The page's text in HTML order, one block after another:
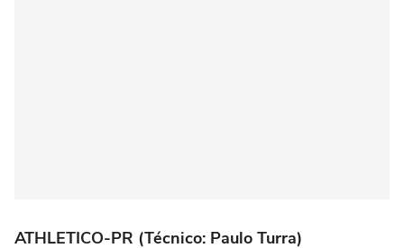
ATHLETICO-PR (Técnico: Paulo Turra)